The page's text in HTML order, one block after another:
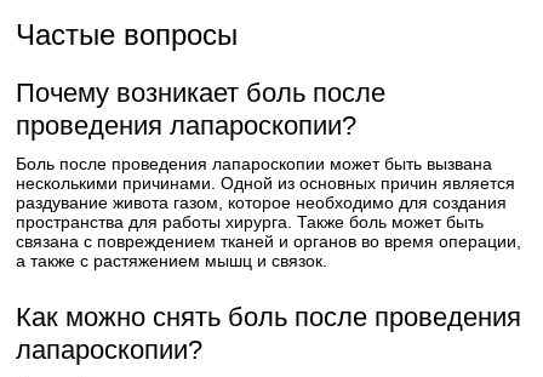
Частые вопросы
Почему возникает боль после
проведения лапароскопии?
Боль после проведения лапароскопии может быть вызвана
несколькими причинами. Одной из основных причин является
раздувание живота газом, которое необходимо для создания
пространства для работы хирурга. Также боль может быть
связана с повреждением тканей и органов во время операции,
а также с растяжением мышц и связок.
Как можно снять боль после проведения
лапароскопии?